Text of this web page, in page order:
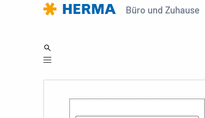
Büro und Zuhause